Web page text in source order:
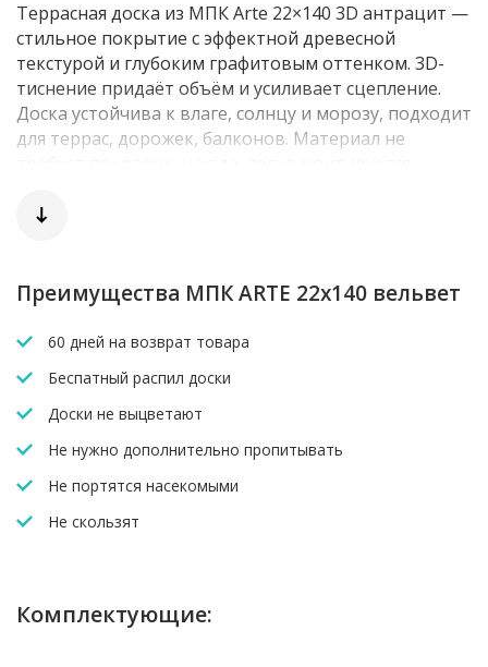
Террасная доска из МПК Arte 22×140 3D антрацит —
стильное покрытие с эффектной древесной
текстурой и глубоким графитовым оттенком. 3D-
тиснение придаёт объём и усиливает сцепление.
Доска устойчива к влаге, солнцу и морозу, подходит
для террас, дорожек, балконов. Материал не
бетоном в современных архитектурных решениях.
Преимущества МПК ARTE 22x140 вельвет
60 дней на возврат товара
Беспатный распил доски
Доски не выцветают
Не нужно дополнительно пропитывать
Не портятся насекомыми
Не скользят
Комплектующие: